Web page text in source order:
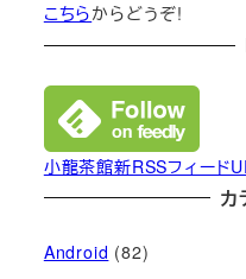
こちらからどうぞ!
小龍茶館新RSSフィード
カ
Android (82)